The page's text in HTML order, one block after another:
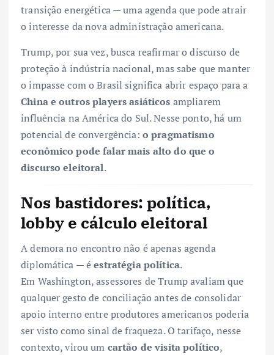
transição energética — uma agenda que pode atrair
o interesse da nova administração americana.
Trump, por sua vez, busca reafirmar o discurso de
proteção à indústria nacional, mas sabe que manter
o impasse com o Brasil significa abrir espaço para a
China e outros players asiáticos ampliarem
influência na América do Sul. Nesse ponto, há um
potencial de convergência: o pragmatismo
econômico pode falar mais alto do que o
discurso eleitoral.
Nos bastidores: política,
lobby e cálculo eleitoral
A demora no encontro não é apenas agenda
diplomática — éestratégia política.
Em Washington, assessores de Trump avaliam que
qualquer gesto de conciliação antes de consolidar
apoio interno entre produtores americanos poderia
ser visto como sinal de fraqueza. O tarifaço, nesse
contexto, virou um cartão de visita político,